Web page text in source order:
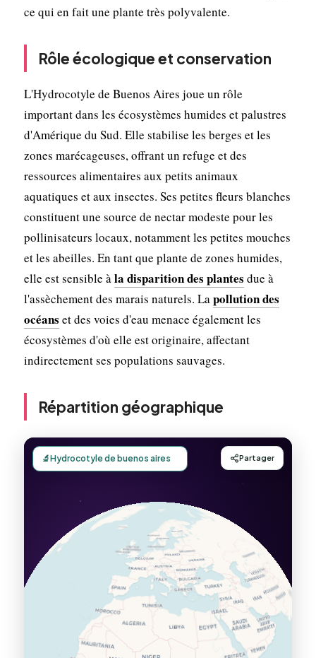
ce qui en fait une plante très polyvalente.
Rôle écologique et conservation
L'Hydrocotyle de Buenos Aires joue un rôle
important dans les écosystèmes humides et palustres
d'Amérique du Sud. Elle stabilise les berges et les
zones marécageuses, offrant un refuge et des
ressources alimentaires aux petits animaux
aquatiques et aux insectes. Ses petites fleurs blanches
constituent une source de nectar modeste pour les
pollinisateurs locaux, notamment les petites mouches
et les abeilles. En tant que plante de zones humides,
elle est sensible àla disparition des plantes due à
l'assèchement des marais naturels. Lapollution des
océans et des voies d'eau menace également les
écosystèmes d'où elle est originaire, affectant
indirectement ses populations sauvages.
Répartition géographique